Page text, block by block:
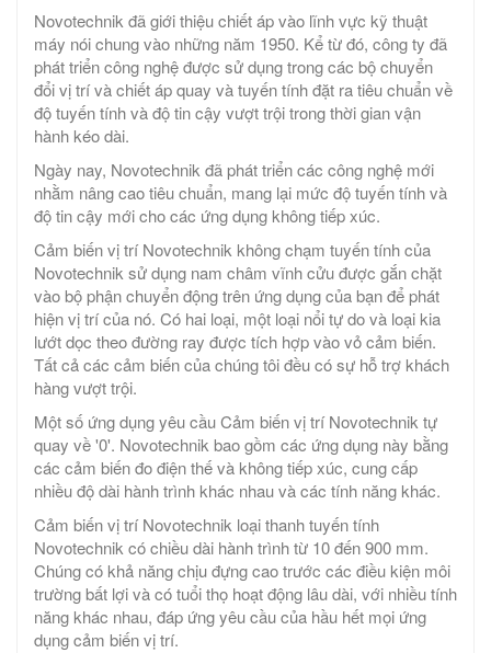
Novotechnik đã giới thiệu chiết áp vào lĩnh vực kỹ thuật
máy nói chung vào những năm 1950. Kể từ đó, công ty đã
phát triển công nghệ được sử dụng trong các bộ chuyển
đổi vị trí và chiết áp quay và tuyến tính đặt ra tiêu chuẩn về
độ tuyến tính và độ tin cậy vượt trội trong thời gian vận
hành kéo dài.
Ngày nay, Novotechnik đã phát triển các công nghệ mới
nhằm nâng cao tiêu chuẩn, mang lại mức độ tuyến tính và
độ tin cậy mới cho các ứng dụng không tiếp xúc.
Cảm biến vị trí Novotechnik không chạm tuyến tính của
Novotechnik sử dụng nam châm vĩnh cửu được gắn chặt
vào bộ phận chuyển động trên ứng dụng của bạn để phát
hiện vị trí của nó. Có hai loại, một loại nổi tự do và loại kia
lướt dọc theo đường ray được tích hợp vào vỏ cảm biến.
Tất cả các cảm biến của chúng tôi đều có sự hỗ trợ khách
hàng vượt trội.
Một số ứng dụng yêu cầu Cảm biến vị trí Novotechnik tự
quay về '0'. Novotechnik bao gồm các ứng dụng này bằng
các cảm biến đo điện thế và không tiếp xúc, cung cấp
nhiều độ dài hành trình khác nhau và các tính năng khác.
Cảm biến vị trí Novotechnik loại thanh tuyến tính
Novotechnik có chiều dài hành trình từ 10 đến 900 mm.
Chúng có khả năng chịu đựng cao trước các điều kiện môi
trường bất lợi và có tuổi thọ hoạt động lâu dài, với nhiều tính
năng khác nhau, đáp ứng yêu cầu của hầu hết mọi ứng
dụng cảm biến vị trí.